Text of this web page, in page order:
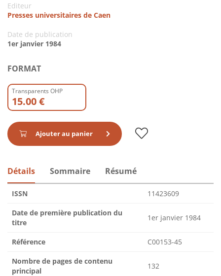
Editeur
Presses universitaires de Caen
Date de publication
1er janvier 1984
FORMAT
Transparents OHP
15.00 €
Ajouter au panier
Détails Sommaire Résumé
ISSN 11423609
Date de première publication du
titre
1er janvier 1984
Référence C00153-45
Nombre de pages de contenu
principal
132